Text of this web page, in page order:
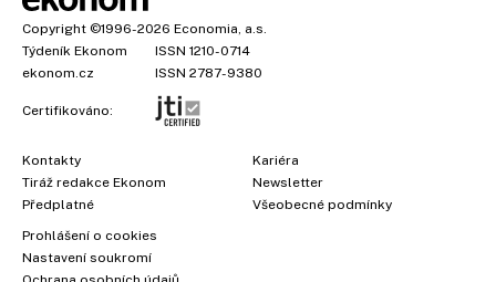
Copyright ©1996-2026 Economia, a.s.
Týdeník Ekonom
ISSN 1210-0714
ekonom.cz
ISSN 2787-9380
Certifikováno:
Kontakty
Tiráž redakce Ekonom
Předplatné
Kariéra
Newsletter
Všeobecné podmínky
Prohlášení o cookies
Nastavení soukromí